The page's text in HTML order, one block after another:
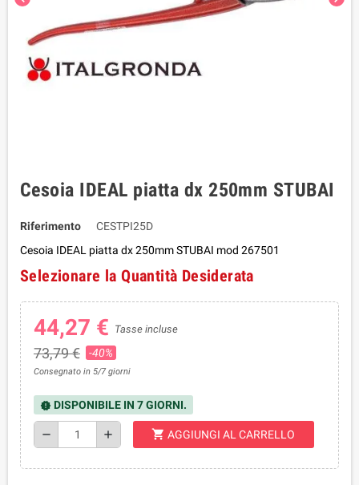
Cesoia IDEAL piatta dx 250mm STUBAI
Riferimento
CESTPI25D
Cesoia IDEAL piatta dx 250mm STUBAI mod 267501
Selezionare la Quantità Desiderata
44,27 € Tasse incluse
73,79 € -40%
Consegnato in 5/7 giorni
new_releases DISPONIBILE IN 7 GIORNI.
remove add shopping_cart AGGIUNGI AL CARRELLO